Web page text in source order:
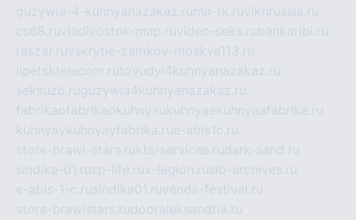
guzywia-4-kuhnyanazakaz.ru mir-tk.ruvlknrussia.ru
cs68.ruvladivostok-map.ruvideo-seks.rubankaribi.ru
raszar.ruvskrytie-zamkov-moskva113.ru
lipetsktelecom.rutovudyi4kuhnyanazakaz.ru
seksuzb.ruguzywia4kuhnyanazakaz.ru
fabrikaofabrikaokuhny.rukuhnyaekuhnyaafabrika.ru
kuhnyaykuhnyayfabrika.rue-abis1c.ru
store-brawl-stars.rukts-services.rudark-sand.ru
sindika-01.rusp-life.rux-legion.rusib-archives.ru
e-abis-1-c.rusindika01.ruvenda-festival.ru
store-brawlstars.rudooraleksandria.ru